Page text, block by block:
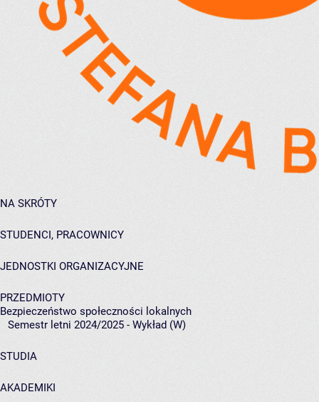
NA SKRÓTY
STUDENCI, PRACOWNICY
JEDNOSTKI ORGANIZACYJNE
PRZEDMIOTY
Bezpieczeństwo społeczności lokalnych
Semestr letni 2024/2025 - Wykład (W)
STUDIA
AKADEMIKI